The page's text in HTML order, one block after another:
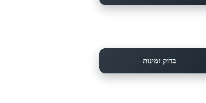
בדוק זמינות